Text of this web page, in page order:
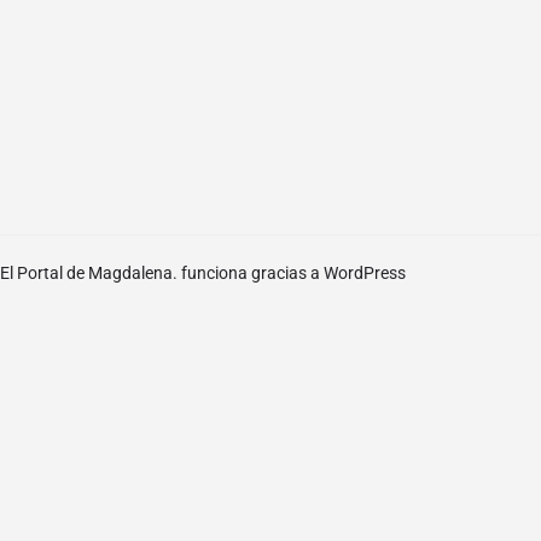
El Portal de Magdalena. funciona gracias a WordPress